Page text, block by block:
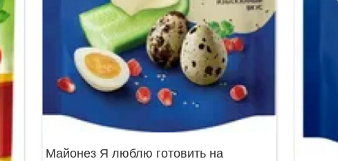
Майонез Я люблю готовить на